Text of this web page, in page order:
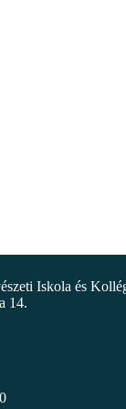
Iskola és
14.